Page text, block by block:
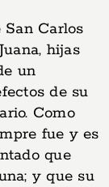
Carlos
hijas
un
de su
Como
fue y es
que
y que su